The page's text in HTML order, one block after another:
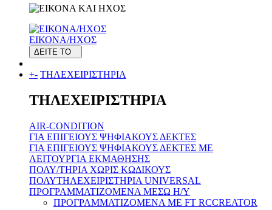
ΕΙΚΟΝΑ/ΗΧΟΣ
ΔΕΙΤΕ ΤΟ
+- ΤΗΛΕΧΕΙΡΙΣΤΗΡΙΑ
ΤΗΛΕΧΕΙΡΙΣΤΗΡΙΑ
AIR-CONDITION
ΓΙΑ ΕΠΙΓΕΙΟΥΣ ΨΗΦΙΑΚΟΥΣ ΔΕΚΤΕΣ
ΓΙΑ ΕΠΙΓΕΙΟΥΣ ΨΗΦΙΑΚΟΥΣ ΔΕΚΤΕΣ ΜΕ
ΛΕΙΤΟΥΡΓΙΑ ΕΚΜΑΘΗΣΗΣ
ΠΟΛΥ/ΤΗΡΙΑ ΧΩΡΙΣ ΚΩΔΙΚΟΥΣ
ΠΟΛΥΤΗΛΕΧΕΙΡΙΣΤΗΡΙΑ UNIVERSAL
ΠΡΟΓΡΑΜΜΑΤΙΖΟΜΕΝΑ ΜΕΣΩ H/Y
ΠΡΟΓΡΑΜΜΑΤΙΖΟΜΕΝΑ ΜΕ FT RCCREATOR